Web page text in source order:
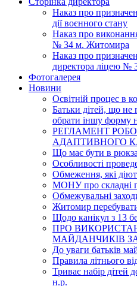
Наказ про
дії воєнного стану
Наказ про
№ 34 м. Житомира
Наказ про
директора ліцею №
Фотогалерея
Новини
Освітній процес в
Батьки дітей, що
обрати іншу форму
РЕГЛАМЕНТ
АДАПТИВНОГО
Що має бути в
Особливості
Обмеження, які
МОНУ про складні
Обмежувальні
Житомир
Щодо канікул з 13
ПРО
МАЙДАНЧИКІВ
До уваги батьків
Правила літнього
Триває набір дітей
н.р.